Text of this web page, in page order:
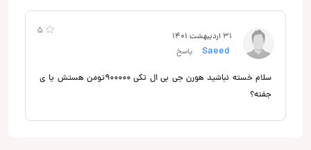
5 31 اردیبهشت 1401
پاسخ
سلام خسته نباشید هورن جی بی ال تکی ۹۰۰۰۰۰تومن هستش یا ی
جفته؟